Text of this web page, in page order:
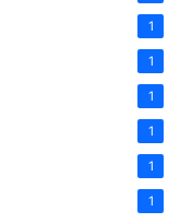
1
1
1
1
1
1